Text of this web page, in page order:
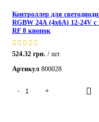
Контроллер для
RGBW 24А (4x6A) 12-24V с
RF 8 кнопок
524.32 грн.
шт.
Артикул 800028